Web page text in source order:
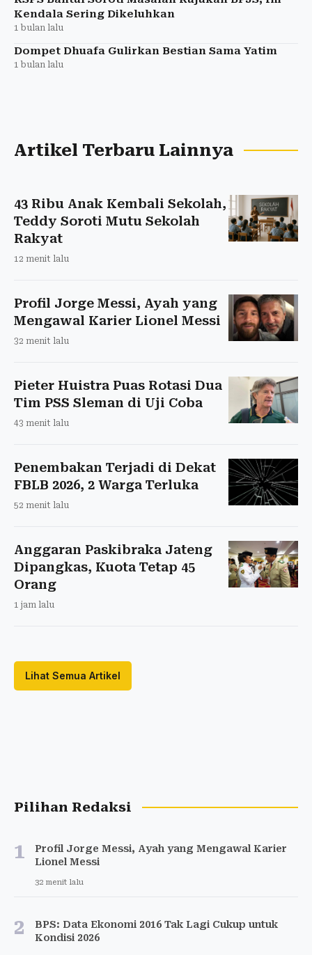
Kendala Sering Dikeluhkan
1 bulan lalu
Dompet Dhuafa Gulirkan Bestian Sama Yatim
1 bulan lalu
Artikel Terbaru Lainnya
43 Ribu Anak Kembali Sekolah,
Teddy Soroti Mutu Sekolah
Rakyat
12 menit lalu
Profil Jorge Messi, Ayah yang
Mengawal Karier Lionel Messi
32 menit lalu
Pieter Huistra Puas Rotasi Dua
Tim PSS Sleman di Uji Coba
43 menit lalu
Penembakan Terjadi di Dekat
FBLB 2026, 2 Warga Terluka
52 menit lalu
Anggaran Paskibraka Jateng
Dipangkas, Kuota Tetap 45
Orang
1 jam lalu
Lihat Semua Artikel
Pilihan Redaksi
1
Profil Jorge Messi, Ayah yang Mengawal Karier
Lionel Messi
32 menit lalu
2
BPS: Data Ekonomi 2016 Tak Lagi Cukup untuk
Kondisi 2026